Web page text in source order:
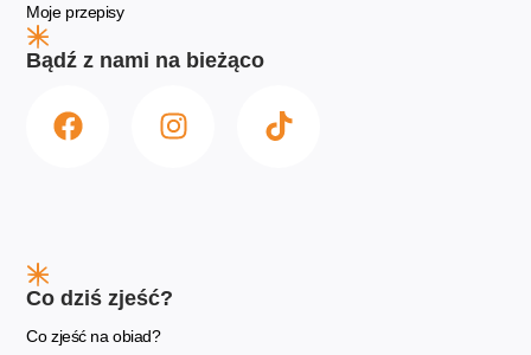
Moje przepisy
Bądź z nami na bieżąco
Co dziś zjeść?
Co zjeść na obiad?